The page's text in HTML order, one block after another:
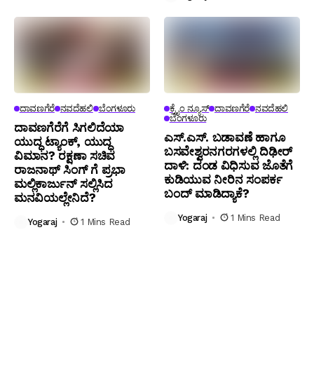
ದಾವಣಗೆರೆ ನವದೆಹಲಿ ಬೆಂಗಳೂರು
ದಾವಣಗೆರೆಗೆ ಸಿಗಲಿದೆಯಾ
ಯುದ್ಧ ಟ್ಯಾಂಕ್, ಯುದ್ಧ
ವಿಮಾನ? ರಕ್ಷಣಾ ಸಚಿವ
ರಾಜನಾಥ್ ಸಿಂಗ್ ಗೆ ಪ್ರಭಾ
ಮಲ್ಲಿಕಾರ್ಜುನ್ ಸಲ್ಲಿಸಿದ
ಮನವಿಯಲ್ಲೇನಿದೆ?
Yogaraj 1 Mins Read
ಕ್ರೈಂ ನ್ಯೂಸ್ ದಾವಣಗೆರೆ ನವದೆಹಲಿ
ಬೆಂಗಳೂರು
ಎಸ್.ಎಸ್. ಬಡಾವಣೆ ಹಾಗೂ
ಬಸವೇಶ್ವರನಗರಗಳಲ್ಲಿ ದಿಢೀರ್
ದಾಳಿ: ದಂಡ ವಿಧಿಸುವ ಜೊತೆಗೆ
ಕುಡಿಯುವ ನೀರಿನ ಸಂಪರ್ಕ
ಬಂದ್ ಮಾಡಿದ್ಯಾಕೆ?
Yogaraj 1 Mins Read